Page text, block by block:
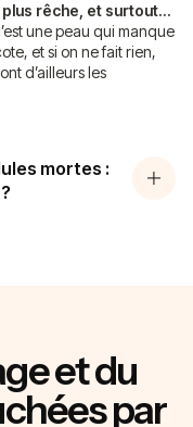
plus rêche, et surtout…
une peau qui manque
et si on ne fait rien,
d’ailleurs les
mortes :
et du
par